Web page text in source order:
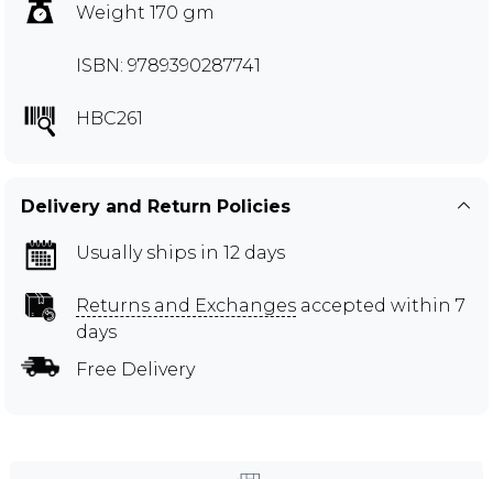
Weight 170 gm
ISBN: 9789390287741
HBC261
Delivery and Return Policies
Usually ships in 12 days
Returns and Exchanges accepted within 7
days
Free Delivery